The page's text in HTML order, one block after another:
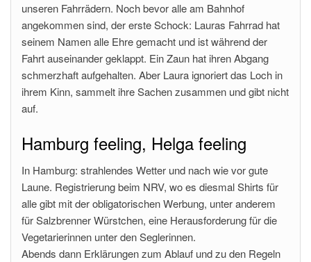
unseren Fahrrädern. Noch bevor alle am Bahnhof
angekommen sind, der erste Schock: Lauras Fahrrad hat
seinem Namen alle Ehre gemacht und ist während der
Fahrt auseinander geklappt. Ein Zaun hat ihren Abgang
schmerzhaft aufgehalten. Aber Laura ignoriert das Loch in
ihrem Kinn, sammelt ihre Sachen zusammen und gibt nicht
auf.
Hamburg feeling, Helga feeling
In Hamburg: strahlendes Wetter und nach wie vor gute
Laune. Registrierung beim NRV, wo es diesmal Shirts für
alle gibt mit der obligatorischen Werbung, unter anderem
für Salzbrenner Würstchen, eine Herausforderung für die
Vegetarierinnen unter den Seglerinnen.
Abends dann Erklärungen zum Ablauf und zu den Regeln